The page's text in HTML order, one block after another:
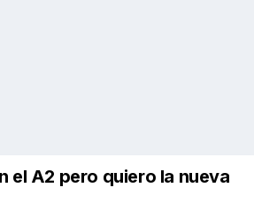
el A2 pero quiero la nueva